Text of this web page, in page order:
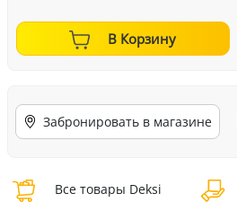
В Корзину
Забронировать в магазине
Все товары Deksi